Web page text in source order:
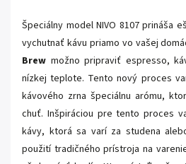
Špeciálny model NIVO 8107 prináša
vychutnať kávu priamo vo vašej
Brew možno pripraviť espresso,
nízkej teplote. Tento nový proces
kávového zrna špeciálnu arómu,
chuť. Inšpiráciou pre tento proces
kávy, ktorá sa varí za studena
použití tradičného prístroja na